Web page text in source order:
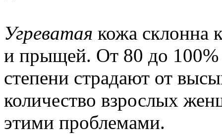
Угреватая кожа склонна
и прыщей. От 80 до 100%
степени страдают от
количество взрослых
этими проблемами.